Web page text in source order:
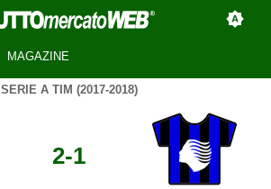
MAGAZINE
SERIE A TIM (2017-2018)
2-1